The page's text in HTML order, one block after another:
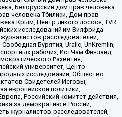
Белорусский дом прав человека
человека Тбилиси, Дом прав
Крым, Центр дикого лосося, TVR
исследований им Вилфрида
расследователей,
Бурятия, Uralic, UnKremlin,
рабочих, ИстЧам Финланд,
Развития,
университет, Центр
исследований, Общество
Свидетелей Иеговы,
европейской политики,
Российский комитет действия,
за демократию в России,
журналистов-расследователей,